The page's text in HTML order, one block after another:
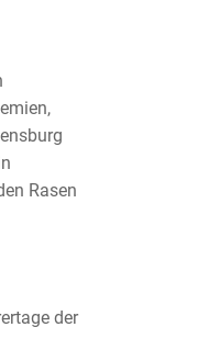
Rasen
der